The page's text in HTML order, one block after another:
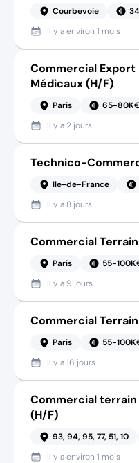
Courbevoie
Il y aenviron 1 mois
Commercial Export
Médicaux (H/F)
Paris
65-
Il y a 2 jours
Technico-
Ile-de-France
Il y a 8 jours
Commercial
Paris
55-
Il y a 9 jours
Commercial
Paris
55-
Il y a16 jours
Commercial
(H/F)
93, 94, 95, 77, 51, 10
Il y aenviron 1 mois